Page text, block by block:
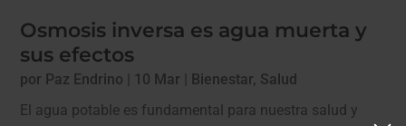
Osmosis inversa es agua muerta y
sus efectos
por Paz Endrino 10 Mar Bienestar, Salud
El agua potable es fundamental para nuestra salud y